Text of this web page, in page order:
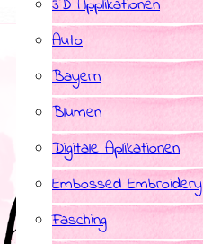
3D Applikationen
Auto
Bayern
Blumen
Digitale Aplikationen
Embossed Embroidery
Fasching